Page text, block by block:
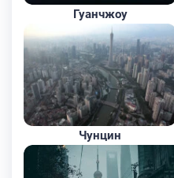
Гуанчжоу
Чунцин